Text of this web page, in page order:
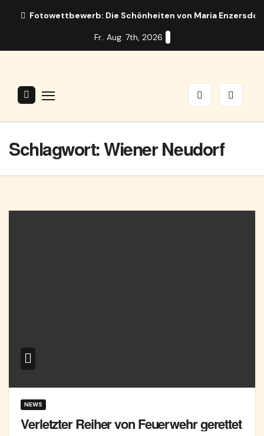
Fotowettbewerb: Die Schönheiten von Maria Enzersdorf
Fr.. Aug. 7th, 2026
Schlagwort:Wiener Neudorf
NEWS
Verletzter Reiher von Feuerwehr gerettet